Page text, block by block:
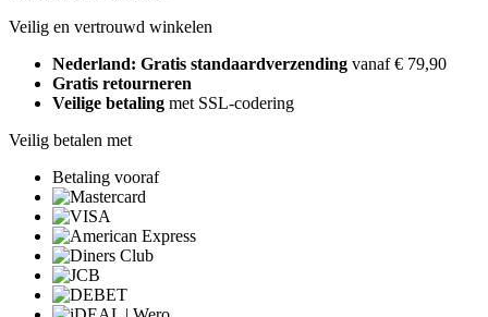
Veilig en vertrouwd winkelen
Nederland: Gratis standaardverzending vanaf € 79,90
Gratis retourneren
Veilige betaling met SSL-codering
Veilig betalen met
Betaling vooraf